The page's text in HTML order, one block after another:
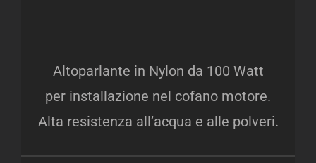
Altoparlante in Nylon da 100 Watt
per installazione nel cofano motore.
Alta resistenza all’acqua e alle polveri.